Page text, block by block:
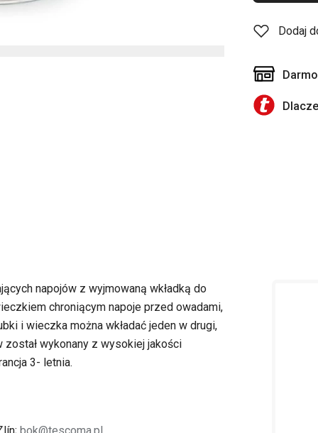
Dodaj
napojów z wyjmowaną wkładką do
chroniącym napoje przed owadami,
i wieczka można wkładać jeden w drugi,
wykonany z wysokiej jakości
3- letnia.